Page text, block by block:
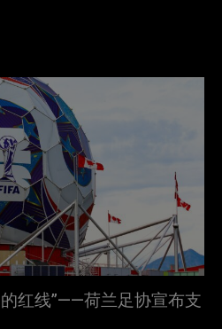
红线”——荷兰足协宣布支